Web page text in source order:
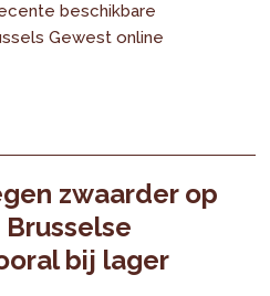
beschikbare
Gewest online
zwaarder op
bij lager